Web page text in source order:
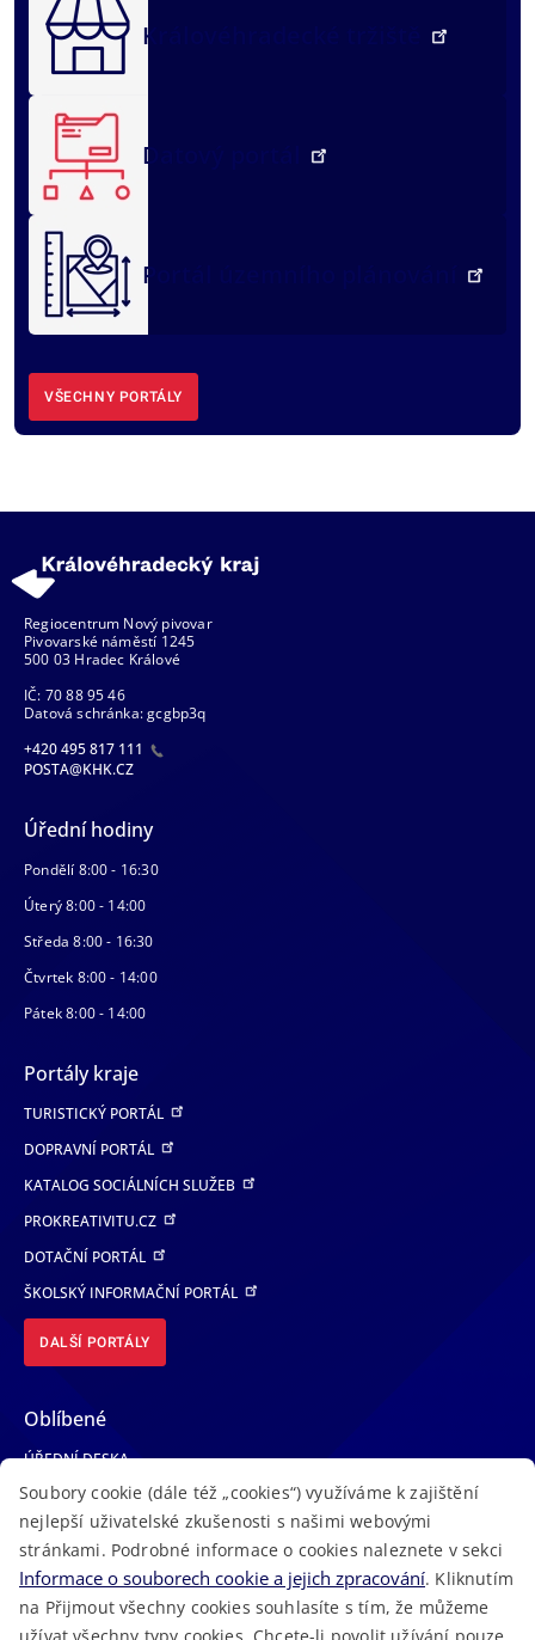
Královéhradecké tržiště
Datový portál
Portál územního plánování
VŠECHNY PORTÁLY
Regiocentrum Nový pivovar
Pivovarské náměstí 1245
500 03 Hradec Králové
IČ: 70 88 95 46
Datová schránka: gcgbp3q
+420 495 817 111
POSTA@KHK.CZ
Úřední hodiny
Pondělí 8:00 - 16:30
Úterý 8:00 - 14:00
Středa 8:00 - 16:30
Čtvrtek 8:00 - 14:00
Pátek 8:00 - 14:00
Portály kraje
TURISTICKÝ PORTÁL
DOPRAVNÍ PORTÁL
KATALOG SOCIÁLNÍCH SLUŽEB
PROKREATIVITU.CZ
DOTAČNÍ PORTÁL
ŠKOLSKÝ INFORMAČNÍ PORTÁL
DALŠÍ PORTÁLY
Oblíbené
ÚŘEDNÍ DESKA
TELEFONNÍ SEZNAM
LÉKAŘSKÁ POHOTOVOST
VOLNÁ MÍSTA
AKTUALITY
Soubory cookie (dále též „cookies“) využíváme k zajištění
nejlepší uživatelské zkušenosti s našimi webovými
stránkami. Podrobné informace o cookies naleznete v sekci
Informace o souborech cookie a jejich zpracování. Kliknutím
na Přijmout všechny cookies souhlasíte s tím, že můžeme